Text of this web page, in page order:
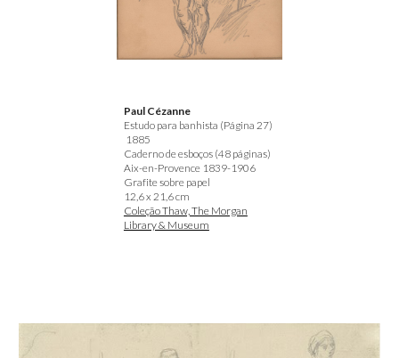
Paul Cézanne
Estudo para banhista (Página 27)
1885
Caderno de esboços (48 páginas)
Aix-en-Provence 1839-1906
Grafite sobre papel
12,6 x 21,6 cm
Coleção Thaw, The Morgan
Library & Museum